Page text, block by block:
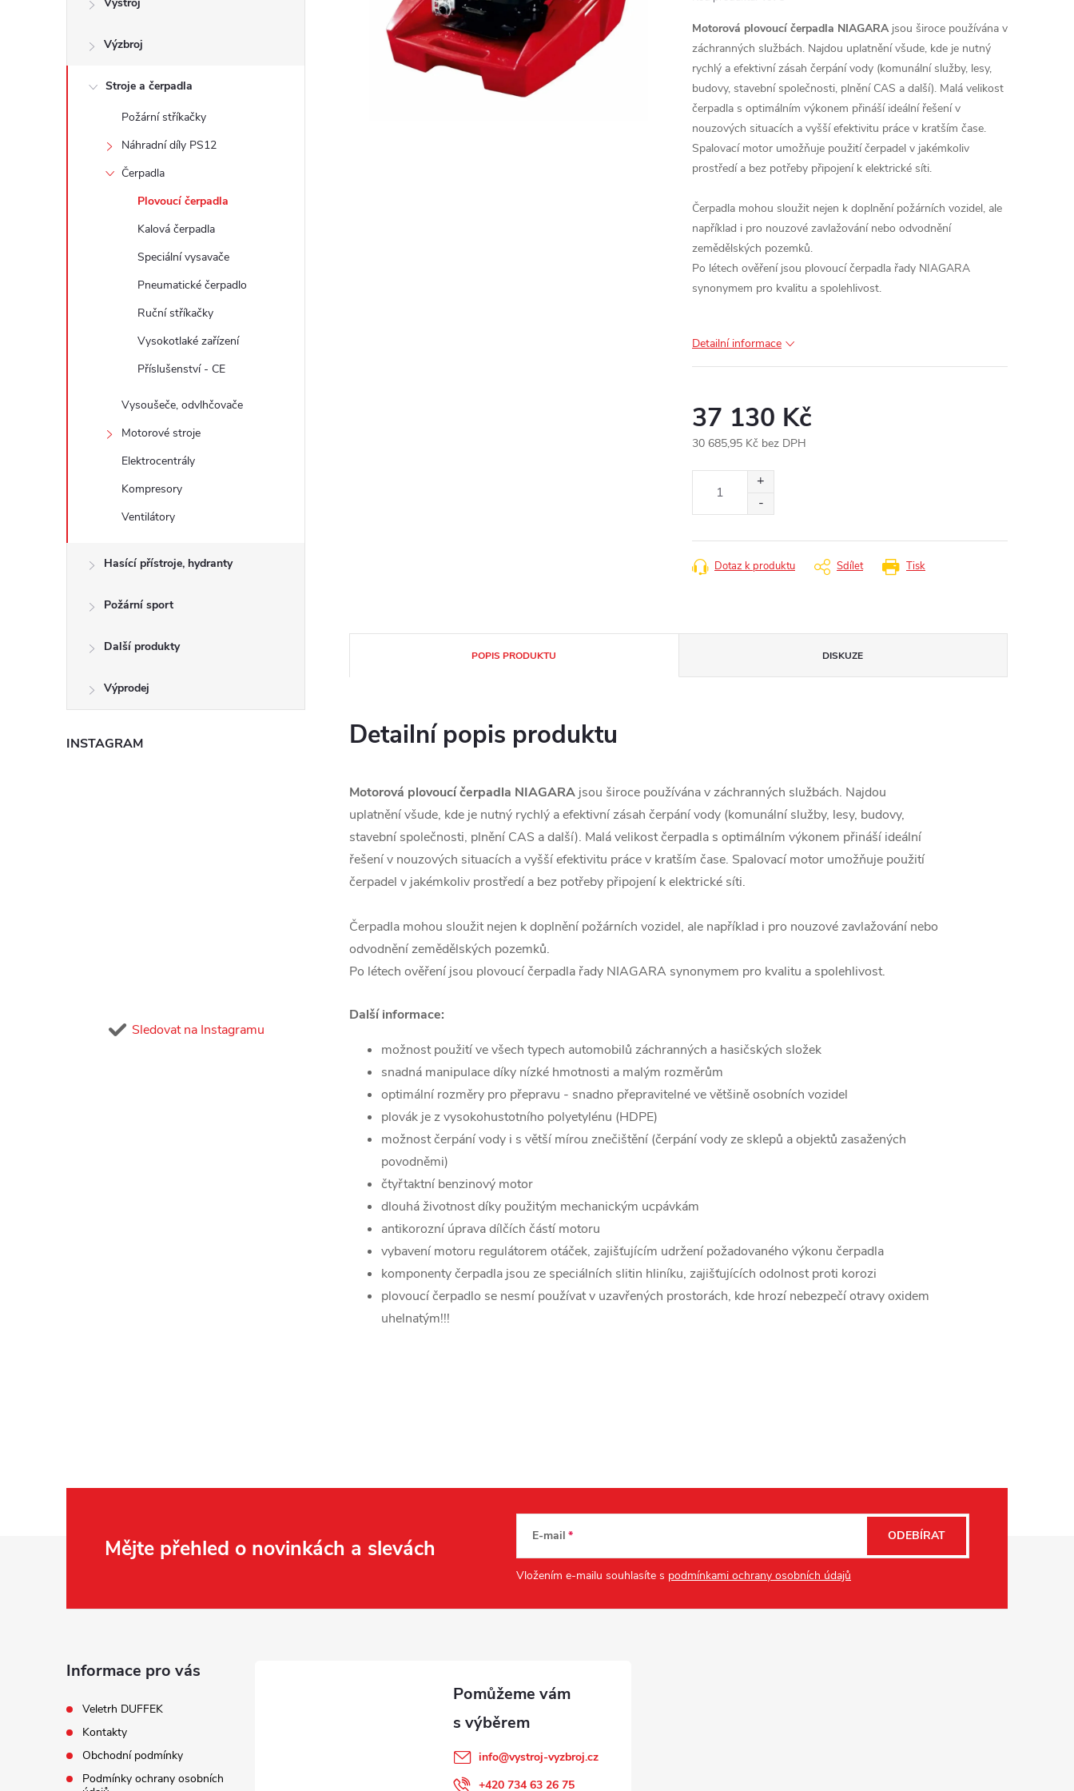
r
Výzbroj
Stroje a čerpadla
Požární stříkačky
Náhradní díly PS12
Čerpadla
Plovoucí čerpadla
Kalová čerpadla
Speciální vysavače
Pneumatické čerpadlo
Ruční stříkačky
Vysokotlaké zařízení
Příslušenství - CE
Vysoušeče, odvlhčovače
Motorové stroje
Elektrocentrály
Kompresory
Ventilátory
Hasící přístroje, hydranty
Požární sport
Další produkty
Výprodej
INSTAGRAM
Sledovat na Instagramu
Motorová plovoucí čerpadla NIAGARAjsou široce používána v
záchranných službách. Najdou uplatnění všude, kde je nutný
rychlý a efektivní zásah čerpání vody (komunální služby, lesy,
budovy, stavební společnosti, plnění CAS a další). Malá velikost
čerpadla s optimálním výkonem přináší ideální řešení v
nouzových situacích a vyšší efektivitu práce v kratším čase.
Spalovací motor umožňuje použití čerpadel v jakémkoliv
prostředí a bez potřeby připojení k elektrické síti.
Čerpadla mohou sloužit nejen k doplnění požárních vozidel, ale
například i pro nouzové zavlažování nebo odvodnění
zemědělských pozemků.
Po létech ověření jsou plovoucí čerpadla řady NIAGARA
synonymem pro kvalitu a spolehlivost.
Detailní informace
37 130 Kč
30 685,95 Kč bez DPH
Tisk
Dotaz k produktu Sdílet
POPIS PRODUKTU DISKUZE
Detailní popis produktu
Motorová plovoucí čerpadla NIAGARA jsou široce používána v záchranných službách. Najdou
uplatnění všude, kde je nutný rychlý a efektivní zásah čerpání vody (komunální služby, lesy, budovy,
stavební společnosti, plnění CAS a další). Malá velikost čerpadla s optimálním výkonem přináší ideální
řešení v nouzových situacích a vyšší efektivitu práce v kratším čase. Spalovací motor umožňuje použití
čerpadel v jakémkoliv prostředí a bez potřeby připojení k elektrické síti.
Čerpadla mohou sloužit nejen k doplnění požárních vozidel, ale například i pro nouzové zavlažování nebo
odvodnění zemědělských pozemků.
Po létech ověření jsou plovoucí čerpadla řady NIAGARA synonymem pro kvalitu a spolehlivost.
Další informace:
možnost použití ve všech typech automobilů záchranných a hasičských složek
snadná manipulace díky nízké hmotnosti a malým rozměrům
optimální rozměry pro přepravu - snadno přepravitelné ve většině osobních vozidel
plovák je z vysokohustotního polyetylénu (HDPE)
možnost čerpání vody i s větší mírou znečištění (čerpání vody ze sklepů a objektů zasažených
povodněmi)
čtyřtaktní benzinový motor
dlouhá životnost díky použitým mechanickým ucpávkám
antikorozní úprava dílčích částí motoru
vybavení motoru regulátorem otáček, zajišťujícím udržení požadovaného výkonu čerpadla
komponenty čerpadla jsou ze speciálních slitin hliníku, zajišťujících odolnost proti korozi
plovoucí čerpadlo se nesmí používat v uzavřených prostorách, kde hrozí nebezpečí otravy oxidem
uhelnatým!!!
Mějte přehled o novinkách a slevách E-mail
Vložením e-mailu souhlasíte s podmínkami ochrany osobních údajů
ODEBÍRAT
Informace pro vás
Veletrh DUFFEK
Kontakty
Obchodní podmínky
Podmínky ochrany osobních
info@vystroj-vyzbroj.cz
+420 734 63 26 75